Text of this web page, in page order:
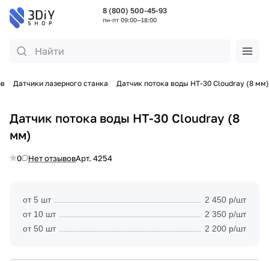
8 (800) 500-45-93
пн-пт 09:00—18:00
Датчики лазерного станка Датчик потока воды HT-30 Cloudray (8 мм)
Датчик потока воды HT-30 Cloudray (8
мм)
0 Нет отзывовАрт. 4254
от 5 шт
2 450 р/шт
от 10 шт
2 350 р/шт
от 50 шт
2 200 р/шт